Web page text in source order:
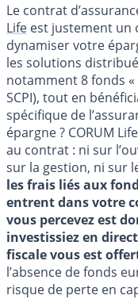
Le contrat
Life est justement un
dynamiser votre
les solutions
notamment 8 fonds
SCPI), tout en
spécifique de
épargne ? CORUM
au contrat : ni sur
sur la gestion, ni sur
les frais liés aux
entrent dans votre
vous percevez est
investissiez en
fiscale vous est
l’absence de fonds
risque de perte en